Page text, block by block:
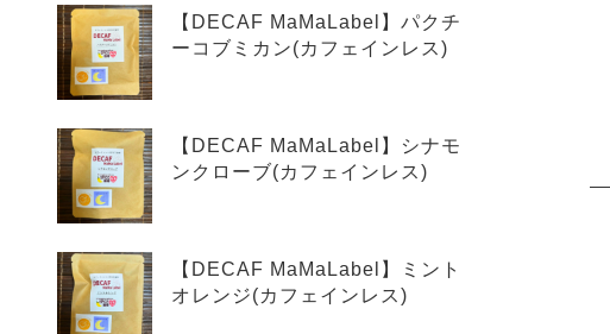
【DECAF MaMaLabel】パクチ
ーコブミカン(カフェインレス)
【DECAF MaMaLabel】シナモ
ンクローブ(カフェインレス)
【DECAF MaMaLabel】ミント
オレンジ(カフェインレス)